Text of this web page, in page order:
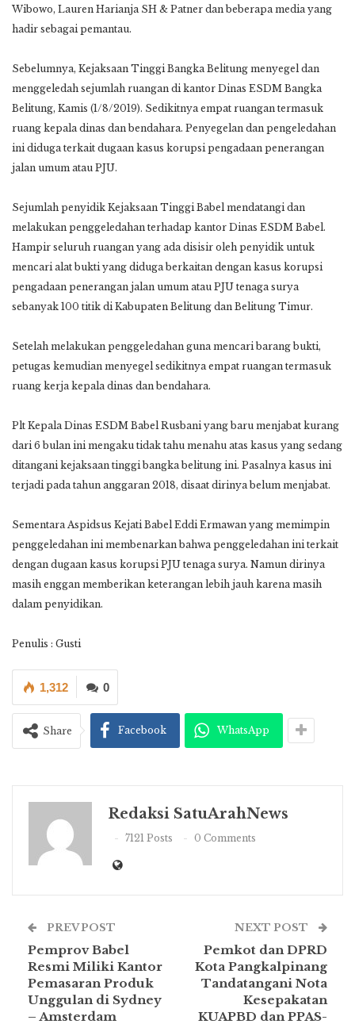
Wibowo, Lauren Harianja SH & Patner dan beberapa media yang
hadir sebagai pemantau.
Sebelumnya, Kejaksaan Tinggi Bangka Belitung menyegel dan
menggeledah sejumlah ruangan di kantor Dinas ESDM Bangka
Belitung, Kamis (1/8/2019). Sedikitnya empat ruangan termasuk
ruang kepala dinas dan bendahara. Penyegelan dan pengeledahan
ini diduga terkait dugaan kasus korupsi pengadaan penerangan
jalan umum atau PJU.
Sejumlah penyidik Kejaksaan Tinggi Babel mendatangi dan
melakukan penggeledahan terhadap kantor Dinas ESDM Babel.
Hampir seluruh ruangan yang ada disisir oleh penyidik untuk
mencari alat bukti yang diduga berkaitan dengan kasus korupsi
pengadaan penerangan jalan umum atau PJU tenaga surya
sebanyak 100 titik di Kabupaten Belitung dan Belitung Timur.
Setelah melakukan penggeledahan guna mencari barang bukti,
petugas kemudian menyegel sedikitnya empat ruangan termasuk
ruang kerja kepala dinas dan bendahara.
Plt Kepala Dinas ESDM Babel Rusbani yang baru menjabat kurang
dari 6 bulan ini mengaku tidak tahu menahu atas kasus yang sedang
ditangani kejaksaan tinggi bangka belitung ini. Pasalnya kasus ini
terjadi pada tahun anggaran 2018, disaat dirinya belum menjabat.
Sementara Aspidsus Kejati Babel Eddi Ermawan yang memimpin
penggeledahan ini membenarkan bahwa penggeledahan ini terkait
dengan dugaan kasus korupsi PJU tenaga surya. Namun dirinya
masih enggan memberikan keterangan lebih jauh karena masih
dalam penyidikan.
Penulis : Gusti
0
1,312
Share Facebook WhatsApp
Redaksi SatuArahNews
7121 Posts 0 Comments
PREV POST
Pemprov Babel
Resmi Miliki Kantor
Pemasaran Produk
Unggulan di Sydney
– Amsterdam
NEXT POST
Pemkot dan DPRD
Kota Pangkalpinang
Tandatangani Nota
Kesepakatan
KUAPBD dan PPAS-